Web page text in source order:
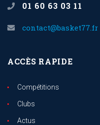
01 60 63 03 11
contact@basket77.fr
ACCÈS RAPIDE
Compétitions
Clubs
Actus